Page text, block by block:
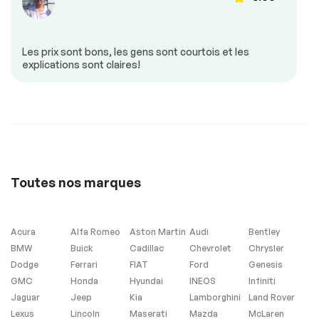
Mirroirs chauffants
Mirroirs –
Clignotants Intégrés
Portes à commande
Antipatinage
Freins ABS
Phares anti-
brouillard
Extra
20497
Les prix sont bons, les gens sont courtois et les
explications sont claires!
Toutes nos marques
Acura Alfa Romeo Aston Martin Audi
Bentley
BMW
Buick Cadillac Chevrolet
Chrysler
Dodge
Ferrari FIAT Ford
Genesis
GMC
Honda Hyundai INEOS
Infiniti
Jaguar
Jeep Kia Lamborghini
Land Rover
Lexus
Lincoln Maserati Mazda
McLaren